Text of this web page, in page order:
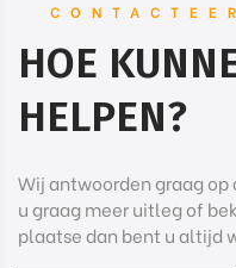
HOE
HELPEN?
Wij antwoorden graag
u graag meer uitleg of
plaatse dan bent u altijd